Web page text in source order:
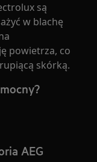
są
w blachę
powietrza, co
skórką.
AEG